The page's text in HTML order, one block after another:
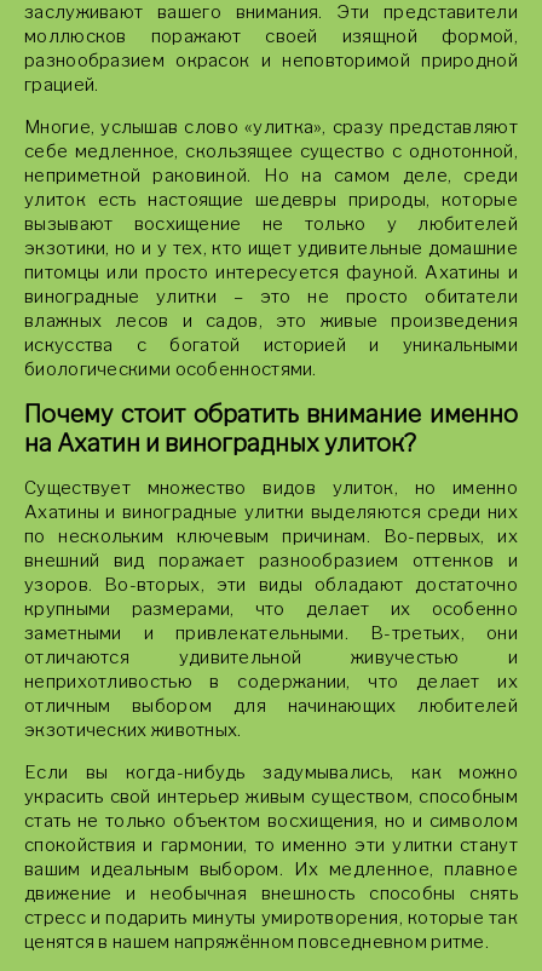
заслуживают вашего внимания. Эти представители
моллюсков поражают своей изящной формой,
разнообразием окрасок и неповторимой природной
грацией.
Многие, услышав слово «улитка», сразу представляют
себе медленное, скользящее существо с однотонной,
неприметной раковиной. Но на самом деле, среди
улиток есть настоящие шедевры природы, которые
вызывают восхищение не только у любителей
экзотики, но и у тех, кто ищет удивительные домашние
питомцы или просто интересуется фауной. Ахатины и
виноградные улитки – это не просто обитатели
влажных лесов и садов, это живые произведения
искусства с богатой историей и уникальными
биологическими особенностями.
Почему стоит обратить внимание именно
на Ахатин и виноградных улиток?
Существует множество видов улиток, но именно
Ахатины и виноградные улитки выделяются среди них
по нескольким ключевым причинам. Во-первых, их
внешний вид поражает разнообразием оттенков и
узоров. Во-вторых, эти виды обладают достаточно
крупными размерами, что делает их особенно
заметными и привлекательными. В-третьих, они
отличаются удивительной живучестью и
неприхотливостью в содержании, что делает их
отличным выбором для начинающих любителей
экзотических животных.
Если вы когда-нибудь задумывались, как можно
украсить свой интерьер живым существом, способным
стать не только объектом восхищения, но и символом
спокойствия и гармонии, то именно эти улитки станут
вашим идеальным выбором. Их медленное, плавное
движение и необычная внешность способны снять
стресс и подарить минуты умиротворения, которые так
ценятся в нашем напряжённом повседневном ритме.